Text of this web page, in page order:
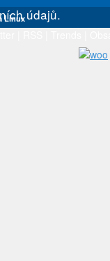
údajů.
Linux